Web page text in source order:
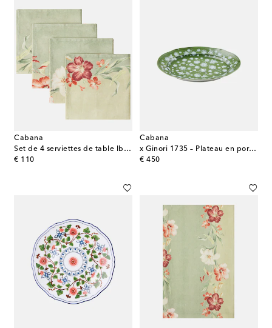
Cabana
Set de 4 serviettes de table Ibiscus en lin
€ 110
original price
Cabana
x Ginori 1735 – Plateau en porcelaine à fleurs
€ 450
original price